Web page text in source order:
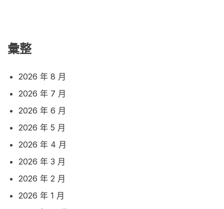
彙整
2026 年 8 月
2026 年 7 月
2026 年 6 月
2026 年 5 月
2026 年 4 月
2026 年 3 月
2026 年 2 月
2026 年 1 月